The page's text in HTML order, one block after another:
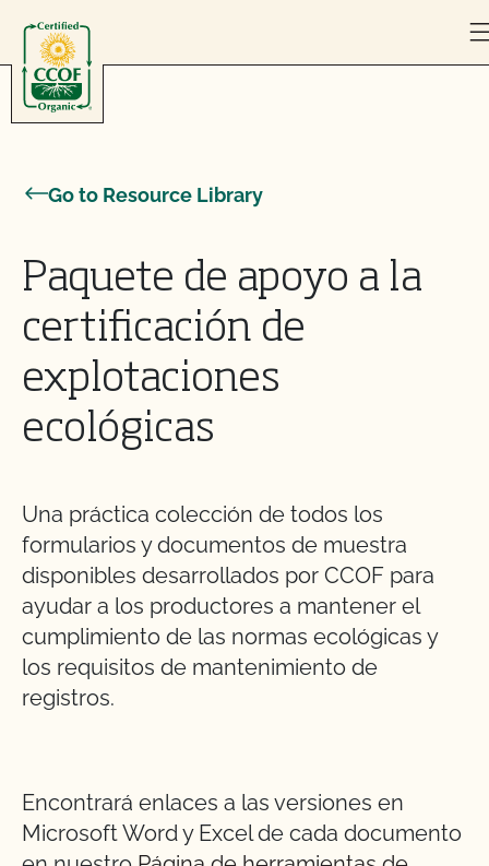
Go to Resource Library
Paquete de apoyo a la
certificación de
explotaciones
ecológicas
Una práctica colección de todos los
formularios y documentos de muestra
disponibles desarrollados por CCOF para
ayudar a los productores a mantener el
cumplimiento de las normas ecológicas y
los requisitos de mantenimiento de
registros.
Encontrará enlaces a las versiones en
Microsoft Word y Excel de cada documento